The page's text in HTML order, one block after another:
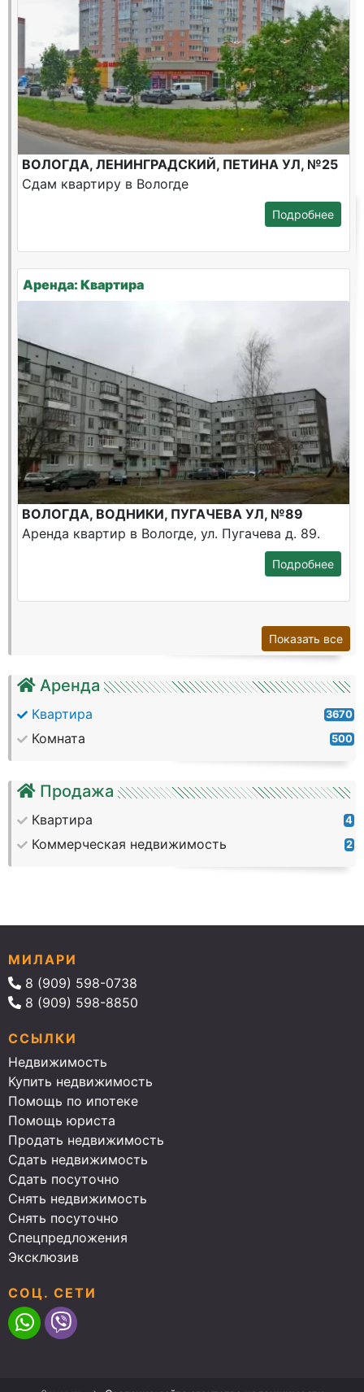
Аренда
Квартира 3670
Комната 500
Продажа
Квартира 4
Коммерческая недвижимость 2
ВОЛОГДА, ЛЕНИНГРАДСКИЙ, ПЕТИНА УЛ, №25
Сдам квартиру в Вологде
Подробнее
Аренда: Квартира
ВОЛОГДА, ВОДНИКИ, ПУГАЧЕВА УЛ, №89
Аренда квартир в Вологде, ул. Пугачева д. 89.
Подробнее
Показать все
МИЛАРИ
8 (909) 598-0738
8 (909) 598-8850
ССЫЛКИ
Недвижимость
Купить недвижимость
Помощь по ипотеке
Помощь юриста
Продать недвижимость
Сдать недвижимость
Сдать посуточно
Снять недвижимость
Снять посуточно
Спецпредложения
Эксклюзив
СОЦ. СЕТИ